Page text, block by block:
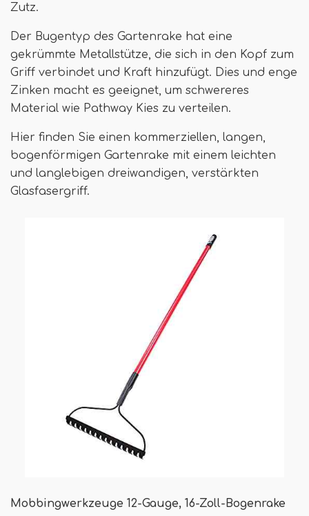
Zutz.
Der Bugentyp des Gartenrake hat eine
gekrümmte Metallstütze, die sich in den Kopf zum
Griff verbindet und Kraft hinzufügt. Dies und enge
Zinken macht es geeignet, um schwereres
Material wie Pathway Kies zu verteilen.
Hier finden Sie einen kommerziellen, langen,
bogenförmigen Gartenrake mit einem leichten
und langlebigen dreiwandigen, verstärkten
Glasfasergriff.
Mobbingwerkzeuge 12-Gauge, 16-Zoll-Bogenrake